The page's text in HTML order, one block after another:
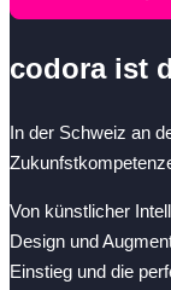
codora ist
In der Schweiz an
Von künstlicher
Design und
Einstieg und die